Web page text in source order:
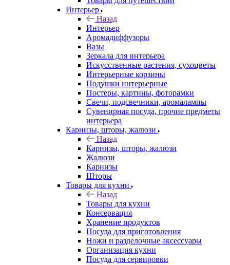
Интерьер
Назад
Интерьер
Аромадиффузоры
Вазы
Зеркала для интерьера
Искусственные растения, сухоцветы
Интерьерные корзины
Подушки интерьерные
Постеры, картины, фоторамки
Свечи, подсвечники, аромалампы
Сувенирная посуда, прочие предметы
интерьера
Карнизы, шторы, жалюзи
Назад
Карнизы, шторы, жалюзи
Жалюзи
Карнизы
Шторы
Товары для кухни
Назад
Товары для кухни
Консервация
Хранение продуктов
Посуда для приготовления
Ножи и разделочные аксессуары
Организация кухни
Посуда для сервировки